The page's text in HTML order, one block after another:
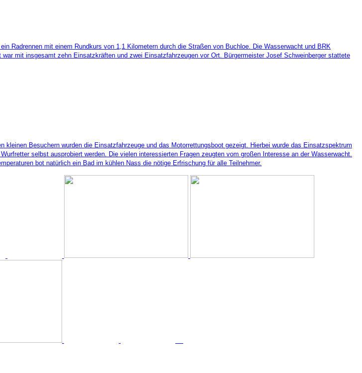
Radrennen mit einem Rundkurs von 1,1 Kilometern durch die Straßen von Buchloe. Die Wasserwacht und BRK
mit insgesamt zehn Einsatzkräften und zwei Einsatzfahrzeugen vor Ort. Bürgermeister Josef Schweinberger stattete
Besuchern wurden die Einsatzfahrzeuge und das Motorrettungsboot gezeigt. Hierbei wurde das Einsatzspektrum
selbst ausprobiert werden. Die vielen interessierten Fragen zeugten vom großen Interesse an der Wasserwacht.
bot natürlich ein Bad im kühlen Nass die nötige Erfrischung für alle Teilnehmer.